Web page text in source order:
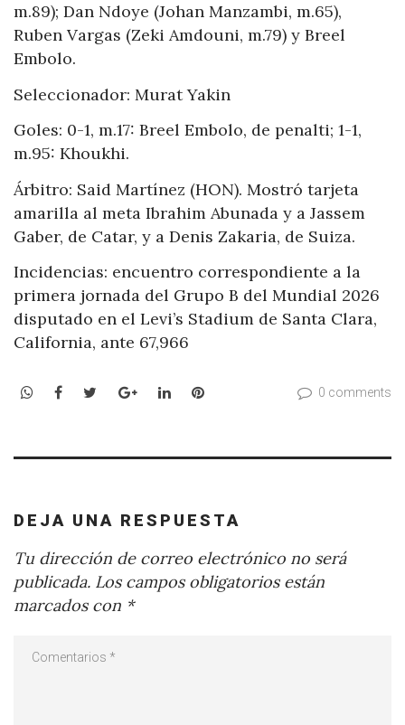
m.89); Dan Ndoye (Johan Manzambi, m.65),
Ruben Vargas (Zeki Amdouni, m.79) y Breel
Embolo.
Seleccionador: Murat Yakin
Goles: 0-1, m.17: Breel Embolo, de penalti; 1-1,
m.95: Khoukhi.
Árbitro: Said Martínez (HON). Mostró tarjeta
amarilla al meta Ibrahim Abunada y a Jassem
Gaber, de Catar, y a Denis Zakaria, de Suiza.
Incidencias: encuentro correspondiente a la
primera jornada del Grupo B del Mundial 2026
disputado en el Levi’s Stadium de Santa Clara,
California, ante 67,966
WhatsApp
Facebook
TwitterGoogle+LinkedInPinterest 0 comments
DEJA UNA RESPUESTA
Tu dirección de correo electrónico no será
publicada. Los campos obligatorios están
marcados con *